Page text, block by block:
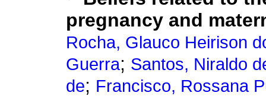
pregnancy and
Rocha, Glauco Heirison
Guerra; Santos, Niraldo
de; Francisco, Rossana